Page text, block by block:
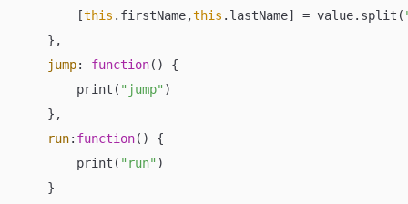
        [
this .firstName,this .lastName] = value.split(
    },
jump: function( ) {
        print(
"jump" )
    },
run: function( ) {
        print(
"run" )
    }